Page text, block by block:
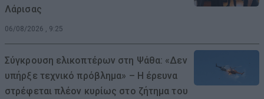
Λάρισας
06/08/2026 , 9:25
Σύγκρουση ελικοπτέρων στη Ψάθα: «Δεν
υπήρξε τεχνικό πρόβλημα» – Η έρευνα
στρέφεται πλέον κυρίως στο ζήτημα του